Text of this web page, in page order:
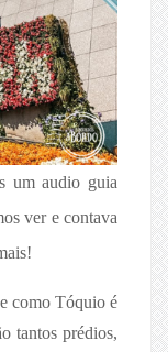
um audio guia
ver e contava
como Tóquio é
tantos prédios,